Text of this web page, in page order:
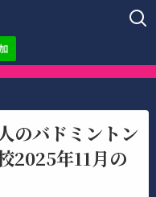
のバドミントン
2025年11月の